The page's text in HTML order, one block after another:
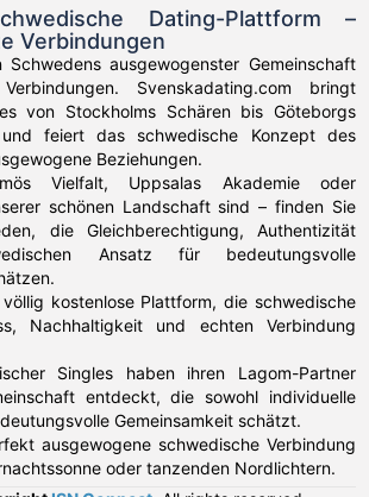
Dating-Plattform –
Verbindungen
Schwedens ausgewogenster Gemeinschaft
Svenskadating.com bringt
von Stockholms Schären bis Göteborgs
feiert das schwedische Konzept des
Beziehungen.
Vielfalt, Uppsalas Akademie oder
schönen Landschaft sind – finden Sie
die Gleichberechtigung, Authentizität
Ansatz für bedeutungsvolle
völlig kostenlose Plattform, die schwedische
Nachhaltigkeit und echten Verbindung
Singles haben ihren Lagom-Partner
entdeckt, die sowohl individuelle
Gemeinsamkeit schätzt.
ausgewogene schwedische Verbindung
oder tanzenden Nordlichtern.